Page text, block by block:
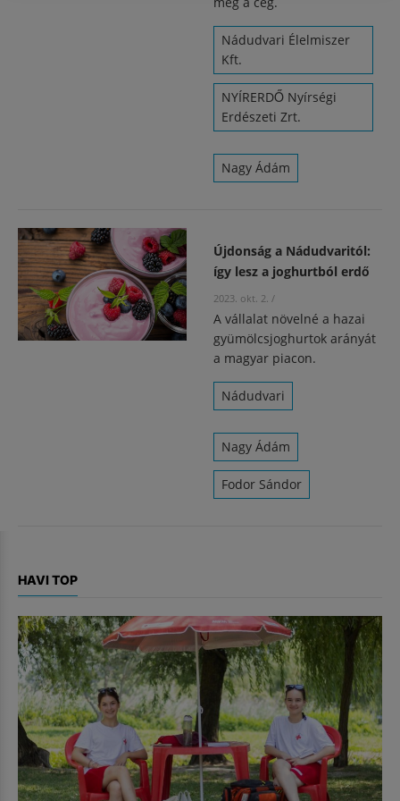
Nádudvari Élelmiszer
Kft.
NYÍRERDŐ Nyírségi
Erdészeti Zrt.
Nagy Ádám
Újdonság a Nádudvaritól:
így lesz a joghurtból erdő
2023. okt. 2. /
A vállalat növelné a hazai
gyümölcsjoghurtok arányát
a magyar piacon.
Nádudvari
Nagy Ádám
Fodor Sándor
HAVI TOP